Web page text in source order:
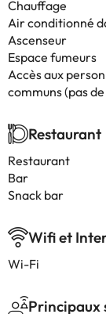
Chauffage
Air conditionné
Ascenseur
Espace fumeurs
Accès aux
communs (pas
Restaurant
Restaurant
Bar
Snack bar
Wifi et
Wi-Fi
Principaux